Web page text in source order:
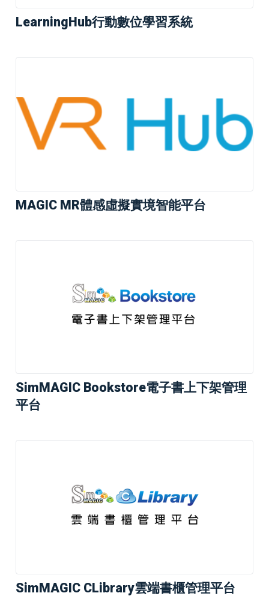
LearningHub行動數位學習系統
MAGIC MR體感虛擬實境智能平台
SimMAGIC Bookstore電子書上下架管理
平台
SimMAGIC CLibrary雲端書櫃管理平台